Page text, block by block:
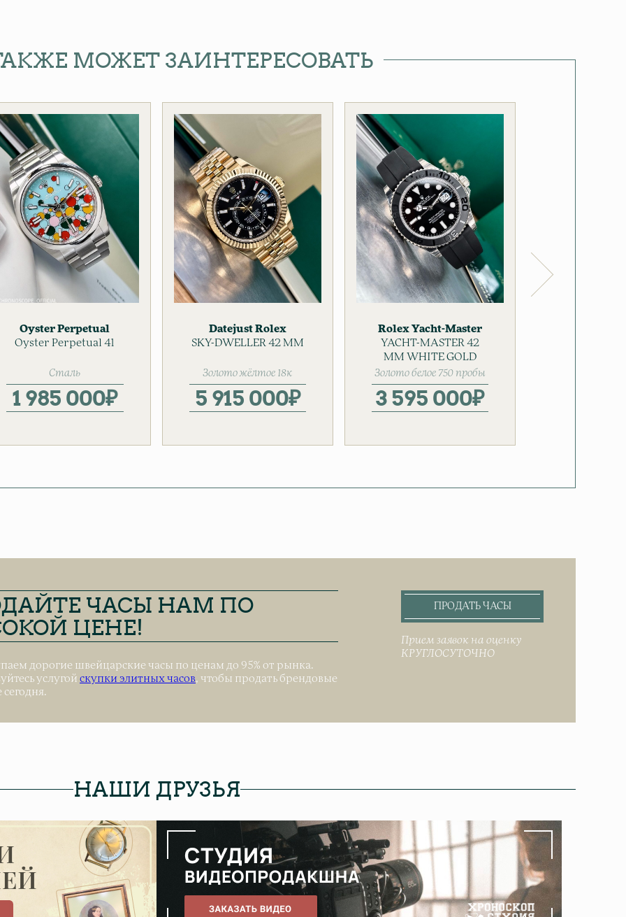
МОЖЕТ ЗАИНТЕРЕСОВАТЬ
Oyster Perpetual
Rolex Женские часы
Oyster Perpetual 41
Сталь
1 985 000₽
Datejust Rolex
Золотые часы
SKY-DWELLER 42 MM
Золото жёлтое 18к
5 915 000₽
Rolex Yacht-Master
Золотые часы
YACHT-MASTER 42
MM WHITE GOLD
Золото белое 750 пробы
3 595 000₽
ЧАСЫ НАМ ПО
ЦЕНЕ!
дорогие швейцарские часы по ценам до 95% от рынка.
услугой скупки элитных часов, чтобы продать брендовые
ПРОДАТЬ ЧАСЫ
Прием заявок на оценку
КРУГЛОСУТОЧНО
НАШИ ДРУЗЬЯ